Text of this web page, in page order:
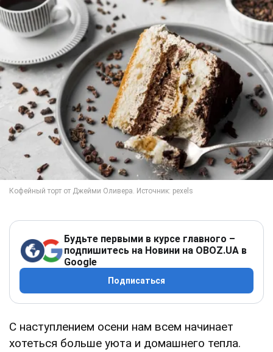
Будьте первыми в курсе главного –
подпишитесь на Новини на OBOZ.UA в
Google
Подписаться
С наступлением осени нам всем начинает
хотеться больше уюта и домашнего тепла.